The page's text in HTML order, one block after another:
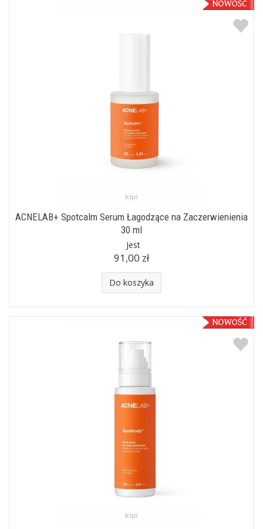
ACNELAB+ Spotcalm Serum Łagodzące na Zaczerwienienia
30 ml
Jest
91,00 zł
Do koszyka